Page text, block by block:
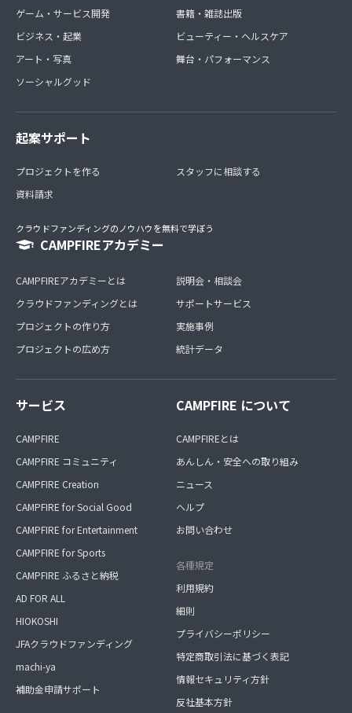
ゲーム・サービス開発
ビジネス・起業
アート・写真
ソーシャルグッド
書籍・雑誌出版
ビューティー・ヘルスケア
舞台・パフォーマンス
起案サポート
プロジェクトを作る
資料請求
スタッフに相談する
クラウドファンディングのノウハウを無料で学ぼう
CAMPFIREアカデミー
CAMPFIREアカデミーとは
クラウドファンディングとは
プロジェクトの作り方
プロジェクトの広め方
説明会・相談会
サポートサービス
実施事例
統計データ
サービス
CAMPFIRE
CAMPFIRE コミュニティ
CAMPFIRE Creation
CAMPFIRE for Social Good
CAMPFIRE for Entertainment
CAMPFIRE for Sports
CAMPFIRE ふるさと納税
AD FOR ALL
HIOKOSHI
JFAクラウドファンディング
machi-ya
補助金申請サポート
CAMPFIRE について
CAMPFIREとは
あんしん・安全への取り組み
ニュース
ヘルプ
お問い合わせ
各種規定
利用規約
細則
プライバシーポリシー
特定商取引法に基づく表記
情報セキュリティ方針
反社基本方針